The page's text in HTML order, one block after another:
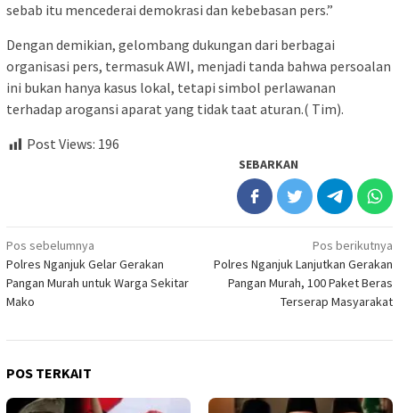
sebab itu mencederai demokrasi dan kebebasan pers.”
Dengan demikian, gelombang dukungan dari berbagai
organisasi pers, termasuk AWI, menjadi tanda bahwa persoalan
ini bukan hanya kasus lokal, tetapi simbol perlawanan
terhadap arogansi aparat yang tidak taat aturan.( Tim).
Post Views: 196
SEBARKAN
Navigasi
pos
Pos sebelumnya
Polres Nganjuk Gelar Gerakan
Pangan Murah untuk Warga Sekitar
Mako
Pos berikutnya
Polres Nganjuk Lanjutkan Gerakan
Pangan Murah, 100 Paket Beras
Terserap Masyarakat
POS TERKAIT